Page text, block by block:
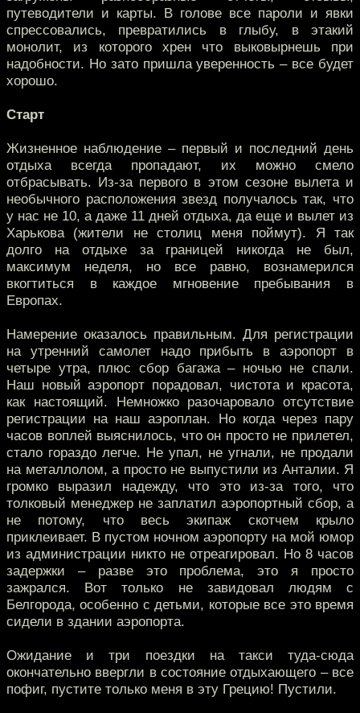
путеводители и карты. В голове все пароли и явки
спрессовались, превратились в глыбу, в этакий
монолит, из которого хрен что выковырнешь при
надобности. Но зато пришла уверенность – все будет
хорошо.
Старт
Жизненное наблюдение – первый и последний день
отдыха всегда пропадают, их можно смело
отбрасывать. Из-за первого в этом сезоне вылета и
необычного расположения звезд получалось так, что
у нас не 10, а даже 11 дней отдыха, да еще и вылет из
Харькова (жители не столиц меня поймут). Я так
долго на отдыхе за границей никогда не был,
максимум неделя, но все равно, вознамерился
вкогтиться в каждое мгновение пребывания в
Европах.
Намерение оказалось правильным. Для регистрации
на утренний самолет надо прибыть в аэропорт в
четыре утра, плюс сбор багажа – ночью не спали.
Наш новый аэропорт порадовал, чистота и красота,
как настоящий. Немножко разочаровало отсутствие
регистрации на наш аэроплан. Но когда через пару
часов воплей выяснилось, что он просто не прилетел,
стало гораздо легче. Не упал, не угнали, не продали
на металлолом, а просто не выпустили из Анталии. Я
громко выразил надежду, что это из-за того, что
толковый менеджер не заплатил аэропортный сбор, а
не потому, что весь экипаж скотчем крыло
приклеивает. В пустом ночном аэропорту на мой юмор
из администрации никто не отреагировал. Но 8 часов
задержки – разве это проблема, это я просто
зажрался. Вот только не завидовал людям с
Белгорода, особенно с детьми, которые все это время
сидели в здании аэропорта.
Ожидание и три поездки на такси туда-сюда
окончательно ввергли в состояние отдыхающего – все
пофиг, пустите только меня в эту Грецию! Пустили.